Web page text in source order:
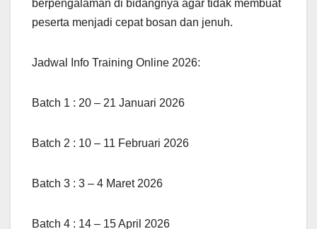
berpengalaman di bidangnya agar tidak membuat
peserta menjadi cepat bosan dan jenuh.
Jadwal Info Training Online 2026:
Batch 1 : 20 – 21 Januari 2026
Batch 2 : 10 – 11 Februari 2026
Batch 3 : 3 – 4 Maret 2026
Batch 4 : 14 – 15 April 2026